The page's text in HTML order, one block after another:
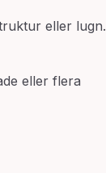
eller lugn.
eller flera